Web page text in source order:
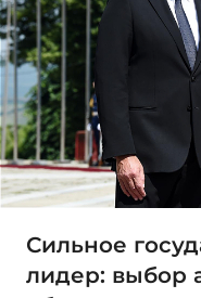
Сильное
лидер: выбор